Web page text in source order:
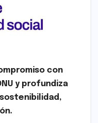
con
y profundiza